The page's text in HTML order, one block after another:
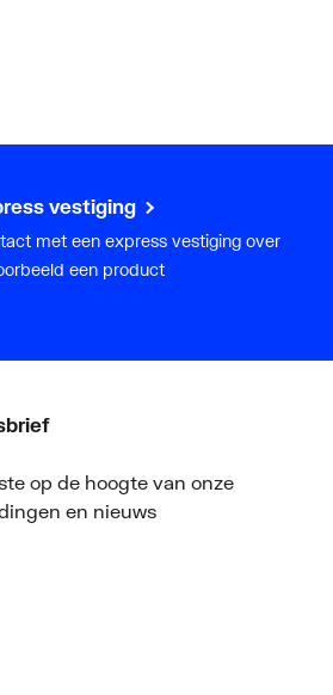
vestiging
met een express vestiging over
een product
op de hoogte van onze
en nieuws